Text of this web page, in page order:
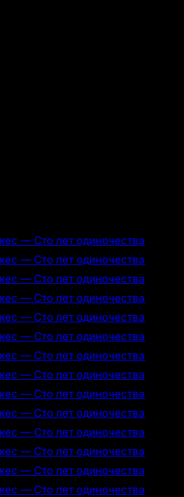
— Сто лет одиночества
— Сто лет одиночества
— Сто лет одиночества
— Сто лет одиночества
— Сто лет одиночества
— Сто лет одиночества
— Сто лет одиночества
— Сто лет одиночества
— Сто лет одиночества
— Сто лет одиночества
— Сто лет одиночества
— Сто лет одиночества
— Сто лет одиночества
— Сто лет одиночества